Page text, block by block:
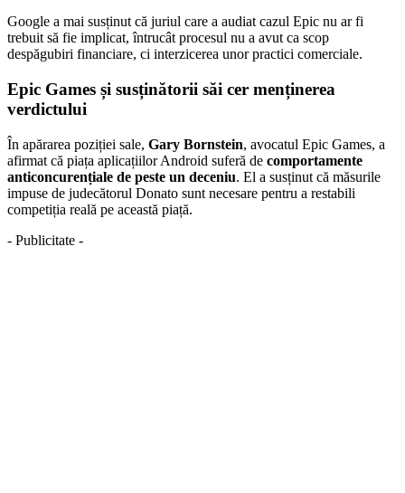
Google a mai susținut că juriul care a audiat cazul Epic nu ar fi
trebuit să fie implicat, întrucât procesul nu a avut ca scop
despăgubiri financiare, ci interzicerea unor practici comerciale.
Epic Games și susținătorii săi cer menținerea
verdictului
În apărarea poziției sale, Gary Bornstein, avocatul Epic Games, a
afirmat că piața aplicațiilor Android suferă de comportamente
anticoncurențiale de peste un deceniu. El a susținut că măsurile
impuse de judecătorul Donato sunt necesare pentru a restabili
competiția reală pe această piață.
- Publicitate -